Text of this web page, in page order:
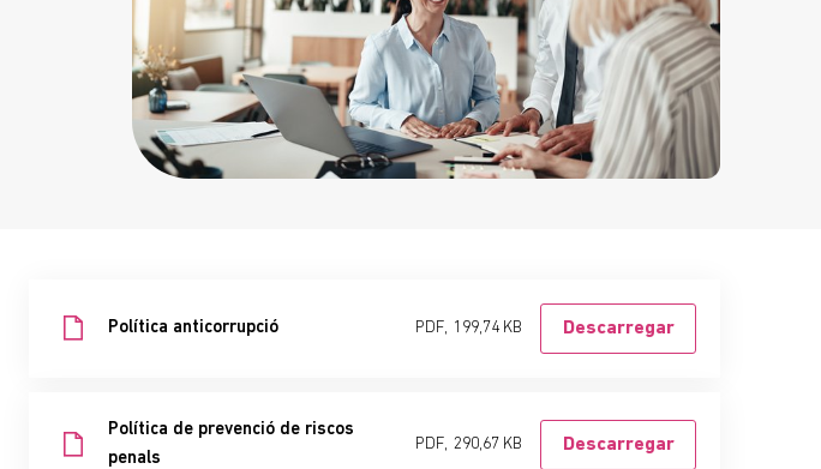
Política anticorrupció PDF, 199,74 KB Descarregar
Política de prevenció de riscos
penals
PDF, 290,67 KB Descarregar